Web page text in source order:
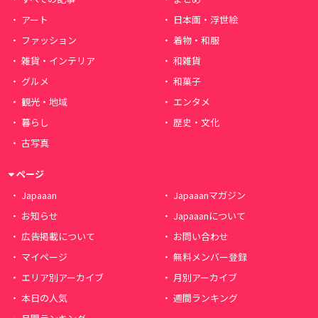
アート
日本画・浮世絵
ファッション
着物・和服
雑貨・インテリア
和雑貨
グルメ
和菓子
観光・地域
エンタメ
暮らし
歴史・文化
古写真
ページ
Japaaan
Japaaanマガジン
お知らせ
Japaaanについて
広告掲載について
お問い合わせ
マイページ
無料メンバー登録
エリア別アーカイブ
月別アーカイブ
本日の人気
週間ランキング